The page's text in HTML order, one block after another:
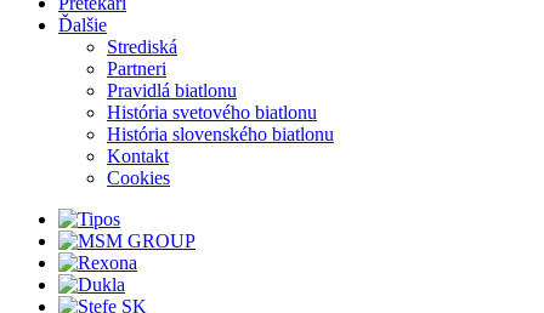
Ďalšie
Strediská
Partneri
Pravidlá biatlonu
História svetového biatlonu
História slovenského biatlonu
Kontakt
Cookies